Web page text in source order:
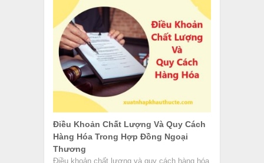
Điều Khoản Chất Lượng Và Quy Cách
Hàng Hóa Trong Hợp Đồng Ngoại
Thương
Điều khoản chất lượng và quy cách hàng hóa